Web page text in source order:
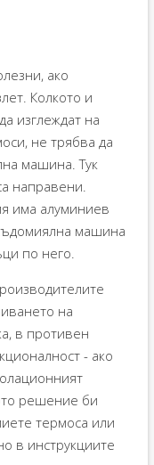
ако
Колкото и
изглеждат на
не трябва да
машина. Тук
направени.
има алуминиев
машина
по него.
на
в противен
- ако
решение би
термоса или
в инструкциите